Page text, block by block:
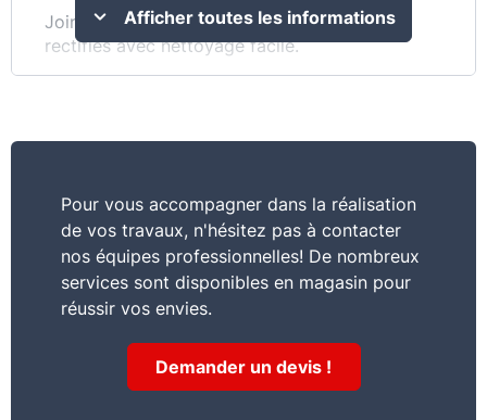
Joint hydrofugé idéal pour sol et carreaux
rectifiés avec nettoyage facile.
0,1 à 2 kg/m² suivant le format, l’épaisseur des
Conservation stockage
1 an en 25 kg, 24 mois en 5 kg, à partir de la
date de fabrication, en emballage d’origine non
ouvert, stocké à l’abri de l’humidité
Afficher toutes les informations
Pour vous accompagner dans la réalisation
de vos travaux, n'hésitez pas à contacter
nos équipes professionnelles! De nombreux
services sont disponibles en magasin pour
réussir vos envies.
Demander un devis !